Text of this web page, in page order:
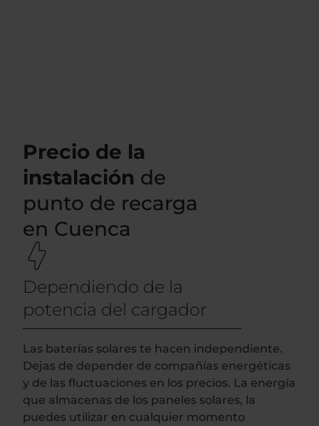
Precio de la
instalación de
punto de recarga
en Cuenca
Dependiendo de la
potencia del cargador
Las baterías solares te hacen independiente.
Dejas de depender de compañías energéticas
y de las fluctuaciones en los precios. La energía
que almacenas de los paneles solares, la
puedes utilizar en cualquier momento